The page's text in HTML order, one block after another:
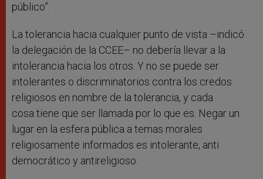
público”.
La tolerancia hacia cualquier punto de vista –indicó
la delegación de la CCEE– no debería llevar a la
intolerancia hacia los otros. Y no se puede ser
intolerantes o discriminatorios contra los credos
religiosos en nombre de la tolerancia, y cada
cosa tiene que ser llamada por lo que es. Negar un
lugar en la esfera pública a temas morales
religiosamente informados es intolerante, anti
democrático y antireligioso.